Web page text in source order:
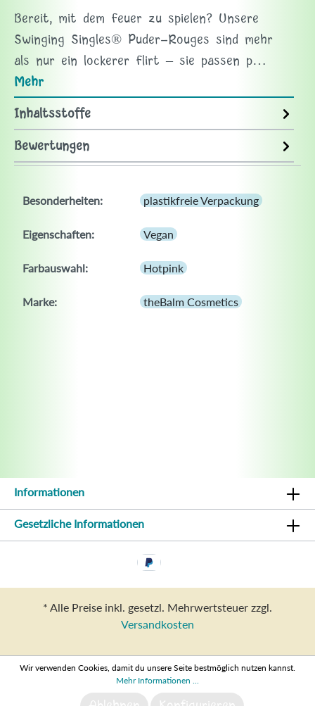
Bereit, mit dem Feuer zu spielen? Unsere
Swinging Singles® Puder-Rouges sind mehr
als nur ein lockerer Flirt – sie passen p…
Mehr
Inhaltsstoffe
Bewertungen
Besonderheiten: plastikfreie Verpackung
Eigenschaften: Vegan
Farbauswahl: Hotpink
Marke: theBalm Cosmetics
Informationen
Gesetzliche Informationen
* Alle Preise inkl. gesetzl. Mehrwertsteuer zzgl.
Versandkosten
Wir verwenden Cookies, damit du unsere Seite bestmöglich nutzen kannst.
Mehr Informationen ...